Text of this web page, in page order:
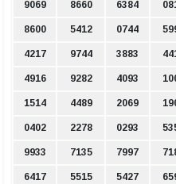
9069 8660 6384
8600 5412 0744
4217 9744 3883
4916 9282 4093
1514 4489 2069
0402 2278 0293
9933 7135 7997
6417 5515 5427